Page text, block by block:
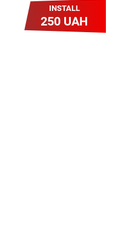
INSTALL
250 UAH